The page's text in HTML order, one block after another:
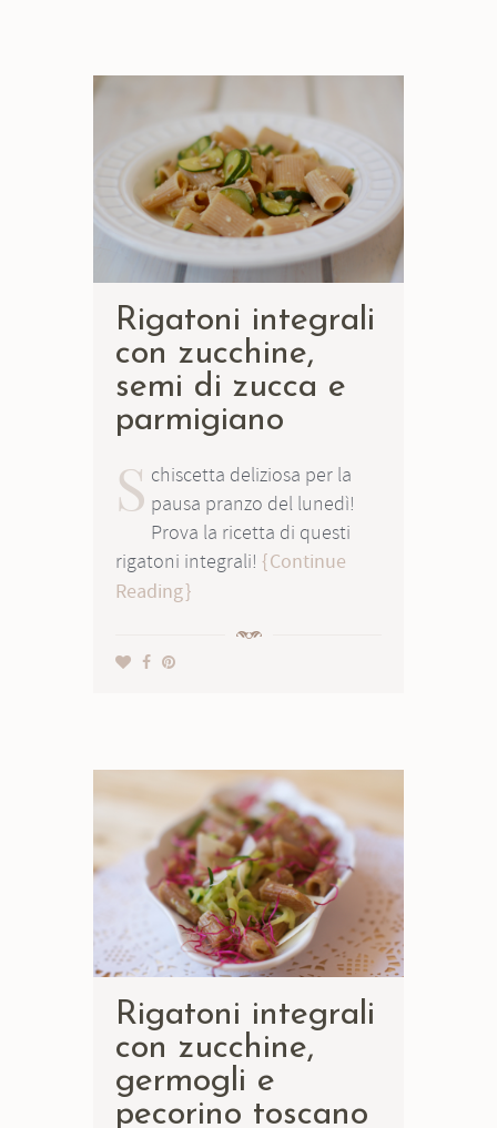
Rigatoni integrali
con zucchine,
semi di zucca e
parmigiano
S chiscetta deliziosa per la
pausa pranzo del lunedì!
Prova la ricetta di questi
rigatoni integrali!
Continue
Reading
Rigatoni integrali
con zucchine,
germogli e
pecorino toscano